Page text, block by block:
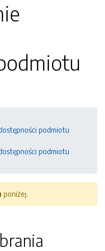
podmiotu
podmiotu
poniżej.